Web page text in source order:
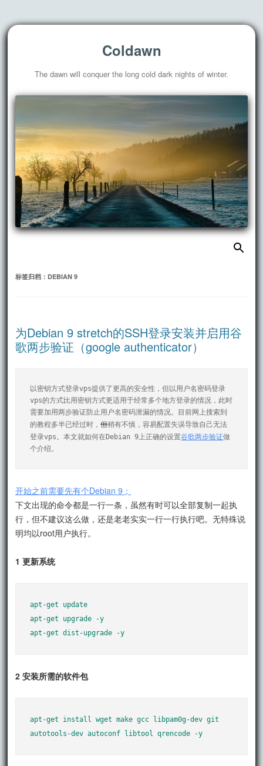
Coldawn
The dawn will conquer the long cold dark nights of winter.
搜
索：
标签归档：DEBIAN 9
为Debian 9 stretch的SSH登录安装并启用谷
歌两步验证（google authenticator）
以密钥方式登录vps提供了更高的安全性，但以用户名密码登录
vps的方式比用密钥方式更适用于经常多个地方登录的情况，此时
需要加用两步验证防止用户名密码泄漏的情况。目前网上搜索到
的教程多半已经过时，但稍有不慎，容易配置失误导致自己无法
登录vps。本文就如何在Debian 9上正确的设置谷歌两步验证做
个介绍。
开始之前需要先有个Debian 9；
下文出现的命令都是一行一条，虽然有时可以全部复制一起执
行，但不建议这么做，还是老老实实一行一行执行吧。无特殊说
明均以root用户执行。
1 更新系统
apt-get update
apt-get upgrade -y
apt-get dist-upgrade -y
2 安装所需的软件包
apt-get install wget make gcc libpam0g-dev git
autotools-dev autoconf libtool qrencode -y